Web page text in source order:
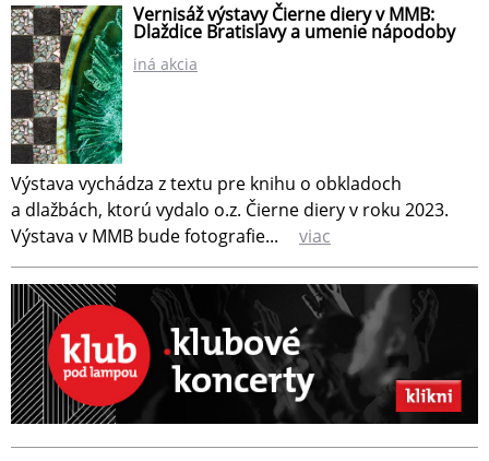
Vernisáž výstavy Čierne diery v MMB:
Dlaždice Bratislavy a umenie nápodoby
iná akcia
Výstava vychádza z textu pre knihu o obkladoch
a dlažbách, ktorú vydalo o.z. Čierne diery v roku 2023.
Výstava v MMB bude fotografie...
viac